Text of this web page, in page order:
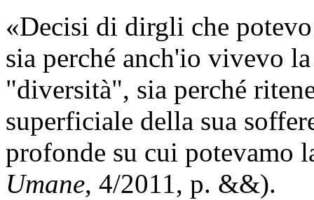
«Decisi di dirgli che
sia perché anch'io vivevo
"diversità", sia perché
superficiale della sua
profonde su cui potevamo
Umane, 4/2011, p. &&).